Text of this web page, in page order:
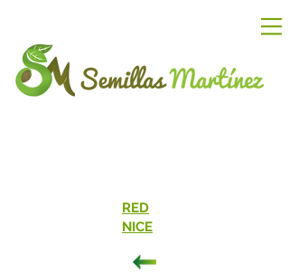
RED
NICE